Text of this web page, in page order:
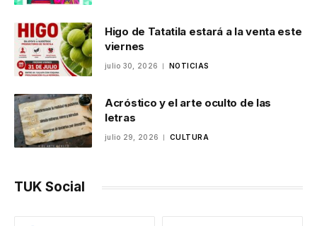
Higo de Tatatila estará a la venta este
viernes
julio 30, 2026 NOTICIAS
Acróstico y el arte oculto de las
letras
julio 29, 2026 CULTURA
TUK Social